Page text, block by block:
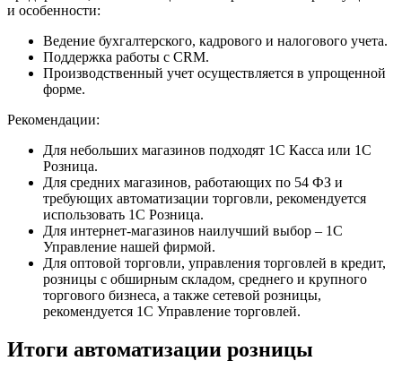
и особенности:
Ведение бухгалтерского, кадрового и налогового учета.
Поддержка работы с CRM.
Производственный учет осуществляется в упрощенной
форме.
Рекомендации:
Для небольших магазинов подходят 1С Касса или 1С
Розница.
Для средних магазинов, работающих по 54 ФЗ и
требующих автоматизации торговли, рекомендуется
использовать 1С Розница.
Для интернет-магазинов наилучший выбор – 1С
Управление нашей фирмой.
Для оптовой торговли, управления торговлей в кредит,
розницы с обширным складом, среднего и крупного
торгового бизнеса, а также сетевой розницы,
рекомендуется 1С Управление торговлей.
Итоги автоматизации розницы